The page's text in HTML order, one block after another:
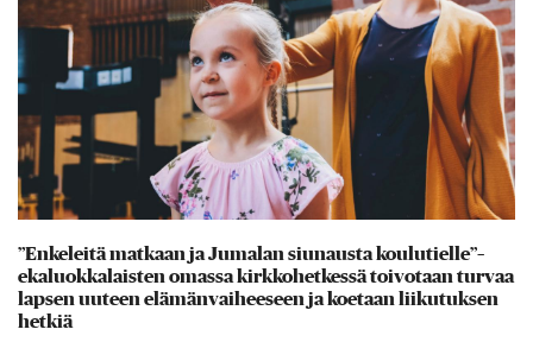
”Enkeleitä matkaan ja Jumalan siunausta koulutielle”–
ekaluokkalaisten omassa kirkkohetkessä toivotaan turvaa
lapsen uuteen elämänvaiheeseen ja koetaan liikutuksen
hetkiä